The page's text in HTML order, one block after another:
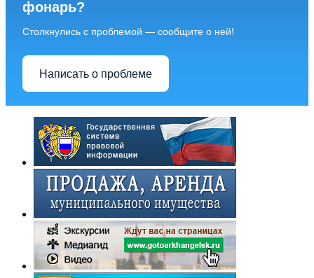
фонарь?
Столкнулись с проблемой — сообщите о ней!
Написать о проблеме